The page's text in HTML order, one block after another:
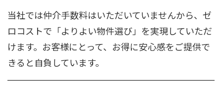
当社では仲介手数料はいただいていませんから、ゼ
ロコストで「よりよい物件選び」を実現していただ
けます。お客様にとって、お得に安心感をご提供で
きると自負しています。